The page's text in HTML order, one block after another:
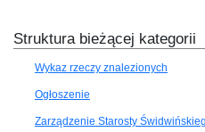
Struktura bieżącej kategorii
Wykaz rzeczy znalezionych
Ogłoszenie
Zarządzenie Starosty